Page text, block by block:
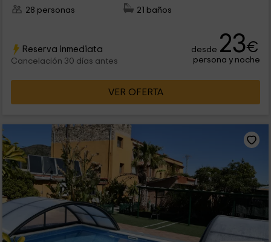
28 personas
21 baños
Reserva inmediata
Cancelación 30 días antes
desde 23€
persona y noche
VER OFERTA